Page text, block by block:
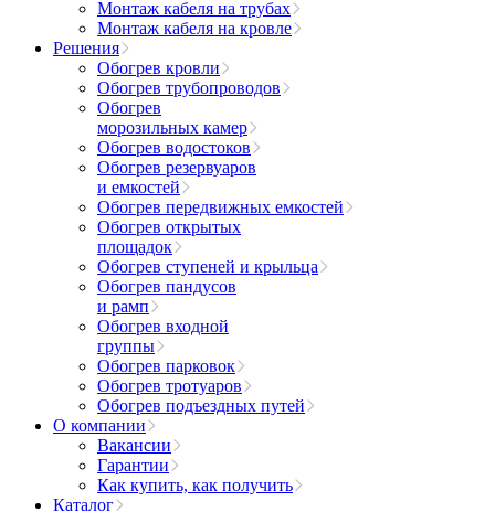
Монтаж кабеля на трубах
Монтаж кабеля на кровле
Решения
Обогрев кровли
Обогрев трубопроводов
Обогрев
морозильных камер
Обогрев водостоков
Обогрев резервуаров
и емкостей
Обогрев передвижных емкостей
Обогрев открытых
площадок
Обогрев ступеней и крыльца
Обогрев пандусов
и рамп
Обогрев входной
группы
Обогрев парковок
Обогрев тротуаров
Обогрев подъездных путей
О компании
Вакансии
Гарантии
Как купить, как получить
Каталог